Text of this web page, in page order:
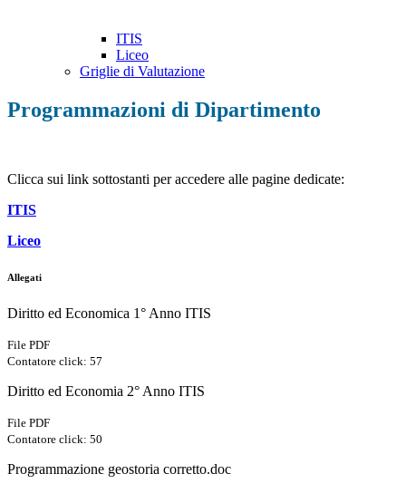
ITIS
Liceo
Griglie di Valutazione
Programmazioni di Dipartimento
Clicca sui link sottostanti per accedere alle pagine dedicate:
ITIS
Liceo
Allegati
Diritto ed Economica 1° Anno ITIS
File PDF
Contatore click: 57
Diritto ed Economia 2° Anno ITIS
File PDF
Contatore click: 50
Programmazione geostoria corretto.doc